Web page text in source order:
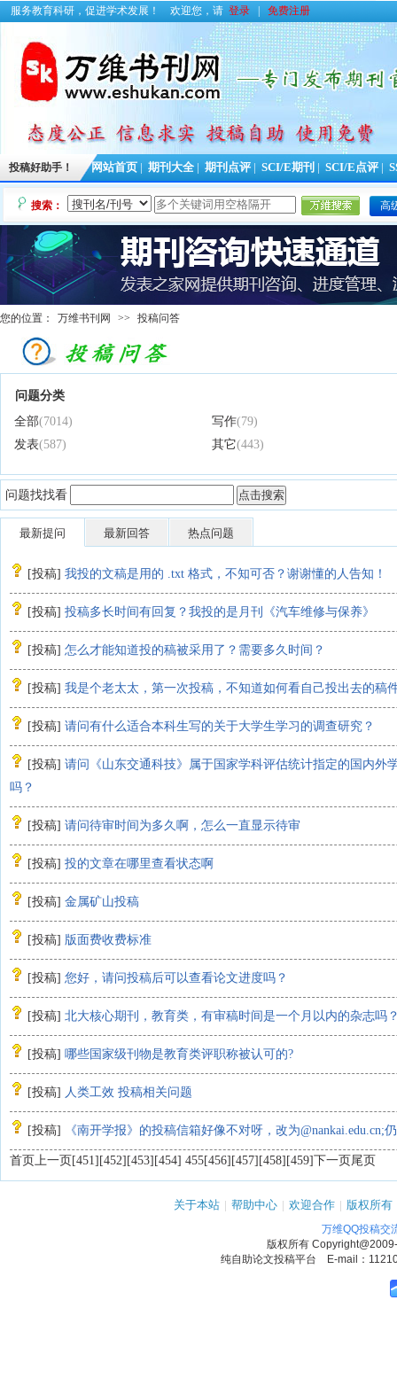
服务教育科研，促进学术发展！ 欢迎您，请 登录 免费注册
投稿好助手！ 网站首页 期刊大全 期刊点评 SCI/E期刊 SCI/E点评
搜索： 高
您的位置： 万维书刊网 >> 投稿问答
问题分类
全部(7014) 写作(79)
发表(587) 其它(443)
问题找找看
最新提问 最新回答 热点问题
[投稿] 我投的文稿是用的 .txt 格式，不知可否？谢谢懂的人告知！
[投稿] 投稿多长时间有回复？我投的是月刊《汽车维修与保养》
[投稿] 怎么才能知道投的稿被采用了？需要多久时间？
[投稿] 我是个老太太，第一次投稿，不知道如何看自己投出去的稿
[投稿] 请问有什么适合本科生写的关于大学生学习的调查研究？
[投稿] 请问《山东交通科技》属于国家学科评估统计指定的国内外
吗？
[投稿] 请问待审时间为多久啊，怎么一直显示待审
[投稿] 投的文章在哪里查看状态啊
[投稿] 金属矿山投稿
[投稿] 版面费收费标准
[投稿] 您好，请问投稿后可以查看论文进度吗？
[投稿] 北大核心期刊，教育类，有审稿时间是一个月以内的杂志吗
[投稿] 哪些国家级刊物是教育类评职称被认可的?
[投稿] 人类工效 投稿相关问题
[投稿] 《南开学报》的投稿信箱好像不对呀，改为@nankai.edu.cn;
首页上一页 [451] [452] [453] [454] 455[456] [457] [458] [459]下一页尾页
关于本站 | 帮助中心 | 欢迎合作 | 版权所有
万维QQ投稿交
版权所有
纯自助论文投稿平台 E-mail：